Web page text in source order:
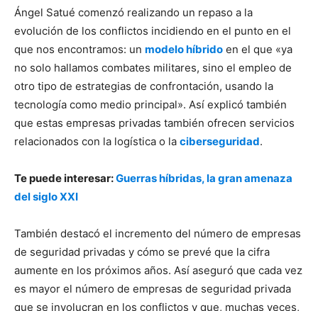
Ángel Satué comenzó realizando un repaso a la
evolución de los conflictos incidiendo en el punto en el
que nos encontramos: un modelo híbrido en el que «ya
no solo hallamos combates militares, sino el empleo de
otro tipo de estrategias de confrontación, usando la
tecnología como medio principal». Así explicó también
que estas empresas privadas también ofrecen servicios
relacionados con la logística o la ciberseguridad.
Te puede interesar:Guerras híbridas, la gran amenaza
del siglo XXI
También destacó el incremento del número de empresas
de seguridad privadas y cómo se prevé que la cifra
aumente en los próximos años. Así aseguró que cada vez
es mayor el número de empresas de seguridad privada
que se involucran en los conflictos y que, muchas veces,